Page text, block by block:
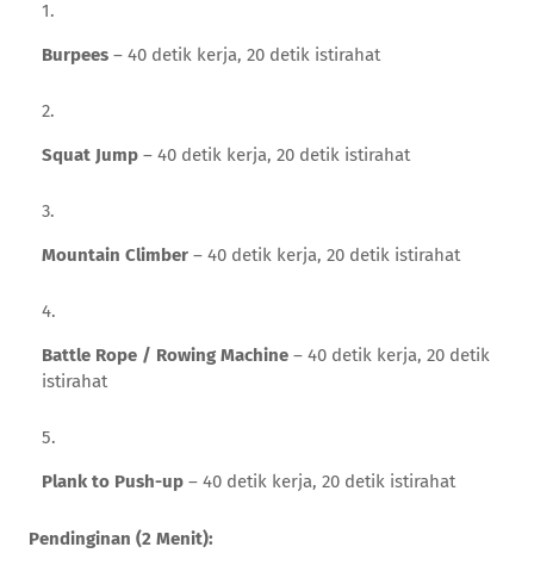
Burpees – 40 detik kerja, 20 detik istirahat
Squat Jump – 40 detik kerja, 20 detik istirahat
Mountain Climber – 40 detik kerja, 20 detik istirahat
Battle Rope / Rowing Machine – 40 detik kerja, 20 detik
istirahat
Plank to Push-up – 40 detik kerja, 20 detik istirahat
Pendinginan (2 Menit):